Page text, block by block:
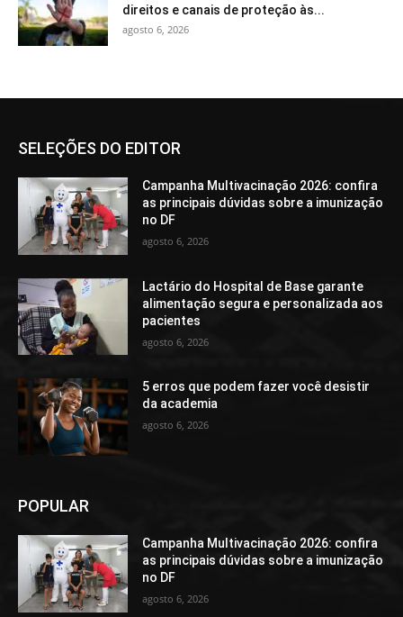
direitos e canais de proteção às...
agosto 6, 2026
SELEÇÕES DO EDITOR
Campanha Multivacinação 2026: confira
as principais dúvidas sobre a imunização
no DF
agosto 6, 2026
Lactário do Hospital de Base garante
alimentação segura e personalizada aos
pacientes
agosto 6, 2026
5 erros que podem fazer você desistir
da academia
agosto 6, 2026
POPULAR
Campanha Multivacinação 2026: confira
as principais dúvidas sobre a imunização
no DF
agosto 6, 2026